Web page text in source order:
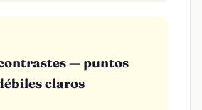
— puntos
claros